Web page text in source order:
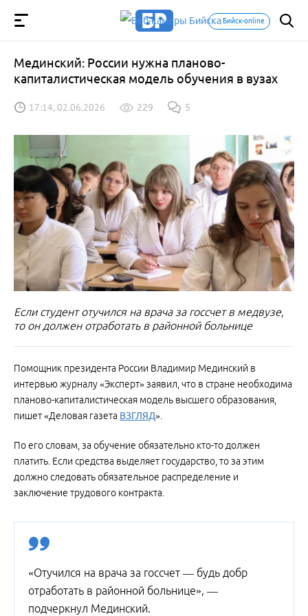
Бийск-online
Мединский: России нужна планово-
капиталистическая модель обучения в вузах
17:14, 02.06.2026 229 5
Если студент отучился на врача за госсчет в медвузе,
то он должен отработать в районной больнице
Помощник президента России Владимир Мединский в
интервью журналу «Эксперт» заявил, что в стране необходима
планово-капиталистическая модель высшего образования,
пишет «Деловая газета ВЗГЛЯД».
По его словам, за обучение обязательно кто-то должен
платить. Если средства выделяет государство, то за этим
должно следовать обязательное распределение и
заключение трудового контракта.
«Отучился на врача за госсчет — будь добр
отработать в районной больнице», —
подчеркнул Мединский.